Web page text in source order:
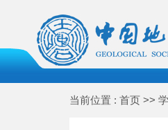
当前位置 : 首页 >>